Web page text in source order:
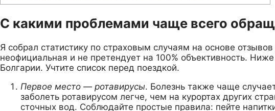
С какими проблемами чаще всего
Я собрал статистику по страховым случаям на основе
неофициальная и не претендует на 100% объективность.
Болгарии. Учтите список перед поездкой.
Первое место — ротавирусы. Болезнь также чаще
заболеть ротавирусом легче, чем на курортах других
сточных вод. Соблюдайте простые правила: пейте